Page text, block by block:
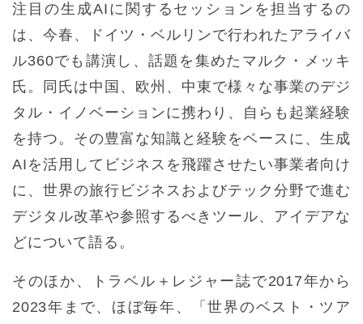
注目の生成AIに関するセッションを担当するの
は、今春、ドイツ・ベルリンで行われたアライバ
ル360でも講演し、話題を集めたマルク・メッキ
氏。同氏は中国、欧州、中東で様々な事業のデジ
タル・イノベーションに携わり、自らも起業経験
を持つ。その豊富な知識と経験をベースに、生成
AIを活用してビジネスを飛躍させたい事業者向け
に、世界の旅行ビジネスおよびテック分野で進む
デジタル改革や参照するべきツール、アイデアな
どについて語る。
そのほか、トラベル＋レジャー誌で2017年から
2023年まで、ほぼ毎年、「世界のベスト・ツア